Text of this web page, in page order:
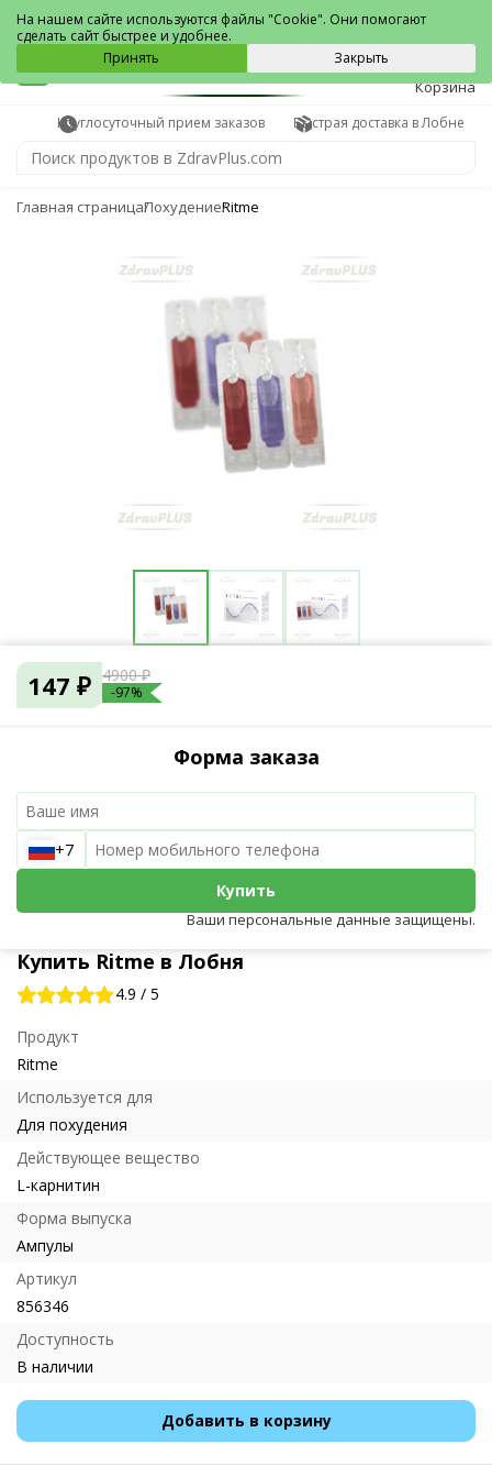
Лобня
0
Корзина
Круглосуточный прием заказов Быстрая доставка в Лобне
Главная страницаПохудениеRitme
Купить Ritme в Лобня
4.9 / 5
Продукт
Ritme
Используется для
Для похудения
Действующее вещество
L-карнитин
Форма выпуска
Ампулы
Артикул
856346
Доступность
В наличии
Добавить в корзину
147 ₽ 4900 ₽
-97%
Форма заказа
+7
Купить
Ваши персональные данные защищены.
На нашем сайте используются файлы "Cookie". Они помогают
сделать сайт быстрее и удобнее.
Принять
Закрыть